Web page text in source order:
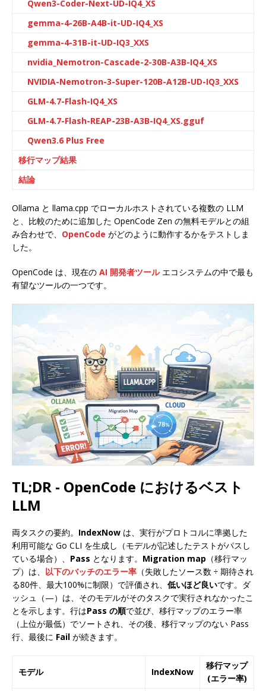
Qwen3-Coder-Next-UD-IQ4_XS
gemma-4-26B-A4B-it-UD-IQ4_XS
gemma-4-31B-it-UD-IQ3_XXS
nvidia_Nemotron-Cascade-2-30B-A3B-IQ4_XS
NVIDIA-Nemotron-3-Super-120B-A12B-UD-IQ3_XXS
GLM-4.7-Flash-IQ4_XS
GLM-4.7-Flash-REAP-23B-A3B-IQ4_XS.gguf
Qwen3.6 Plus Free
移行マップ結果
結論
Ollama と llama.cpp でローカルホストされている複数の LLM
と、比較のために追加した OpenCode Zen の無料モデルとの組
み合わせで、 OpenCode がどのように動作するかをテストしま
した。
OpenCode は、現在の AI 開発者ツールエコシステムの中で最も
有望なツールの一つです。
TL;DR - OpenCode におけるベスト
LLM
両タスクの要約。 IndexNow は、実行がプロトコルに準拠した
利用可能な Go CLI を生成し（モデルが記述したテストがパスし
ている場合）、 Pass となります。 Migration map （移行マッ
プ）は、 以下のバッチのエラー率 （失敗したソース数 ÷ 期待され
る80件、最大100%に制限）で評価され、 低いほど良いです。ダ
ッシュ（—）は、そのモデルがそのタスクで実行されなかったこ
とを示します。行はPass の順で並び、移行マップのエラー率
（上位が最低）でソートされ、その後、移行マップのない Pass
行、最後に Fail が続きます。
モデル IndexNow
移行マップ
(エラー率)